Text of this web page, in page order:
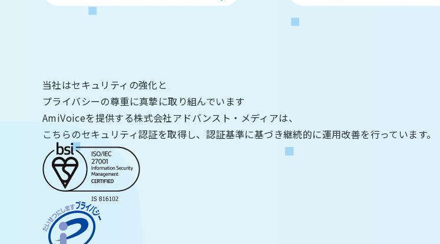
当社はセキュリティの強化と
プライバシーの尊重に真摯に取り組んでいます
AmiVoiceを提供する株式会社アドバンスト・メディアは、
こちらのセキュリティ認証を取得し、認証基準に基づき継続的に運用改善を行っています。